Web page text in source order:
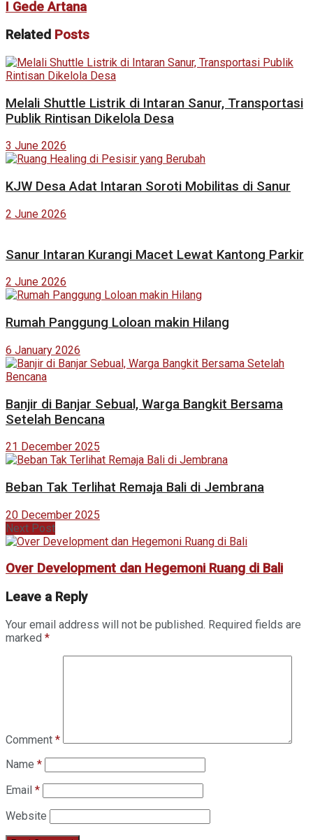
I Gede Artana
Related Posts
Melali Shuttle Listrik di Intaran Sanur, Transportasi
Publik Rintisan Dikelola Desa
3 June 2026
KJW Desa Adat Intaran Soroti Mobilitas di Sanur
2 June 2026
Sanur Intaran Kurangi Macet Lewat Kantong Parkir
2 June 2026
Rumah Panggung Loloan makin Hilang
6 January 2026
Banjir di Banjar Sebual, Warga Bangkit Bersama
Setelah Bencana
21 December 2025
Beban Tak Terlihat Remaja Bali di Jembrana
20 December 2025
Next Post
Over Development dan Hegemoni Ruang di Bali
Leave a Reply
Your email address will not be published. Required fields are
marked *
Comment *
Name *
Email *
Website